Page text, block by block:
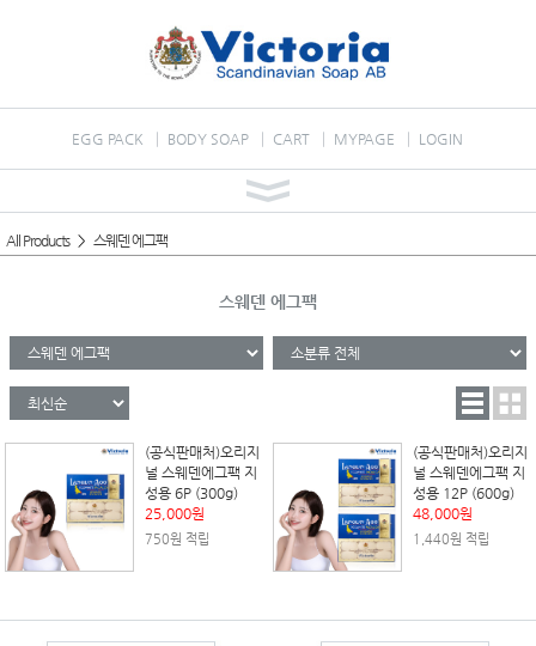
EGG PACK BODY SOAP CART MYPAGE LOGIN
All Products 스웨덴 에그팩
스웨덴 에그팩
(공식판매처)오리지
널 스웨덴에그팩 지
성용 6P (300g)
25,000원
750원 적립
(공식판매처)오리지
널 스웨덴에그팩 지
성용 12P (600g)
48,000원
1,440원 적립